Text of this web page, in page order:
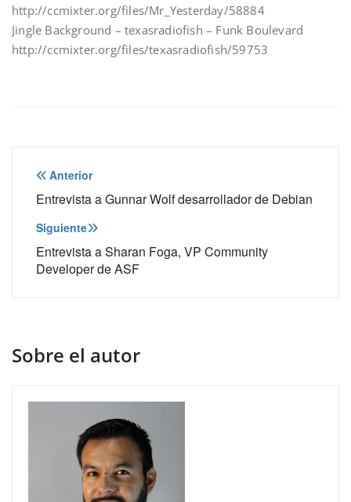
http://ccmixter.org/files/Mr_Yesterday/58884
Jingle Background – texasradiofish – Funk Boulevard
http://ccmixter.org/files/texasradiofish/59753
Navegación
de
entradas
Anterior
Entrevista a Gunnar Wolf desarrollador de Debian
Siguiente
Entrevista a Sharan Foga, VP Community
Developer de ASF
Sobre el autor